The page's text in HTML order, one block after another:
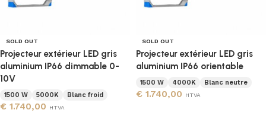
SOLD OUT
Projecteur extérieur LED gris
aluminium IP66 dimmable 0-
10V
1500 W 5000K Blanc froid
€ 1.740,00 HTVA
SOLD OUT
Projecteur extérieur LED gris
aluminium IP66 orientable
1500 W 4000K Blanc neutre
€ 1.740,00 HTVA